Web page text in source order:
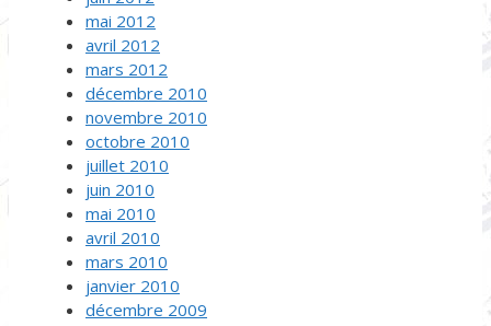
mai 2012
avril 2012
mars 2012
décembre 2010
novembre 2010
octobre 2010
juillet 2010
juin 2010
mai 2010
avril 2010
mars 2010
janvier 2010
décembre 2009